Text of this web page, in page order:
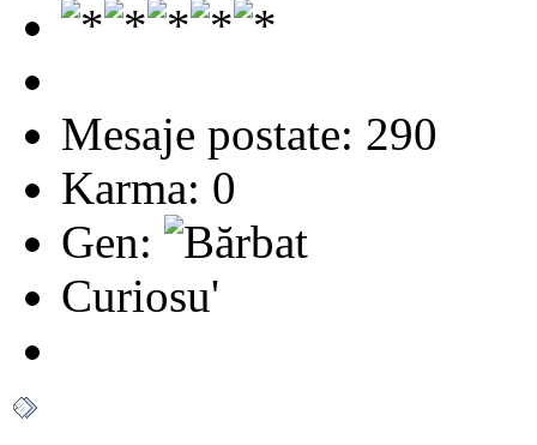
Mesaje postate: 290
Karma: 0
Gen:
Curiosu'